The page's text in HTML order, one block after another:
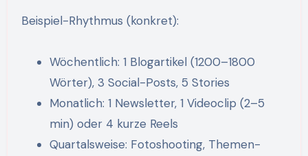
Beispiel-Rhythmus (konkret):
Wöchentlich: 1 Blogartikel (1200–1800
Wörter), 3 Social-Posts, 5 Stories
Monatlich: 1 Newsletter, 1 Videoclip (2–5
min) oder 4 kurze Reels
Quartalsweise: Fotoshooting, Themen-